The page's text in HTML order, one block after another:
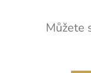
Můžete